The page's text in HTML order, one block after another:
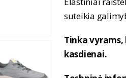
suteikia
Tinka
kasdienai.